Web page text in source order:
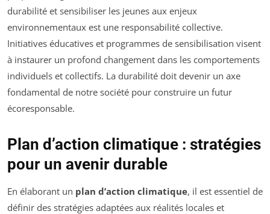
durabilité et sensibiliser les jeunes aux enjeux
environnementaux est une responsabilité collective.
Initiatives éducatives et programmes de sensibilisation visent
à instaurer un profond changement dans les comportements
individuels et collectifs. La durabilité doit devenir un axe
fondamental de notre société pour construire un futur
écoresponsable.
Plan d’action climatique : stratégies
pour un avenir durable
En élaborant un plan d’action climatique, il est essentiel de
définir des stratégies adaptées aux réalités locales et